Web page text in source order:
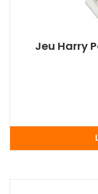
Jeu Harry